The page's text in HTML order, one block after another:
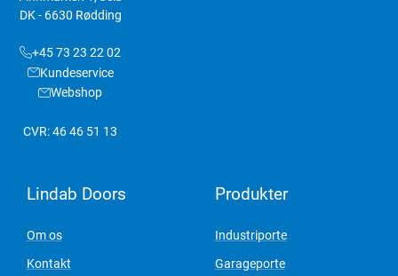
DK - 6630 Rødding
+45 73 23 22 02
Kundeservice
Webshop
CVR: 46 46 51 13
Lindab Doors
Om os
Kontakt
Produkter
Industriporte
Garageporte